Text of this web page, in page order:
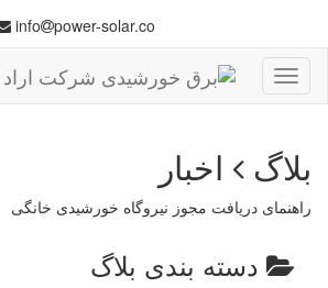
info power-solar.co
Toggle
navigation
بلاگ اخبار
راهنمای دریافت مجوز نیروگاه خورشیدی خانگی
دسته بندی بلاگ